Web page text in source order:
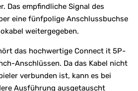
Das empfindliche Signal des
eine fünfpolige Anschlussbuchse
weitergegeben.
das hochwertige Connect it 5P-
Anschlüssen. Da das Kabel nicht
verbunden ist, kann es bei
Ausführung ausgetauscht